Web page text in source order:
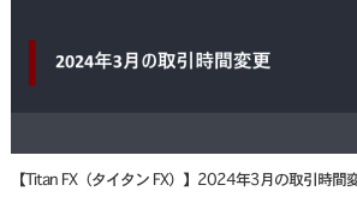
【Titan FX（タイタン FX）】2024年3月の取引時間